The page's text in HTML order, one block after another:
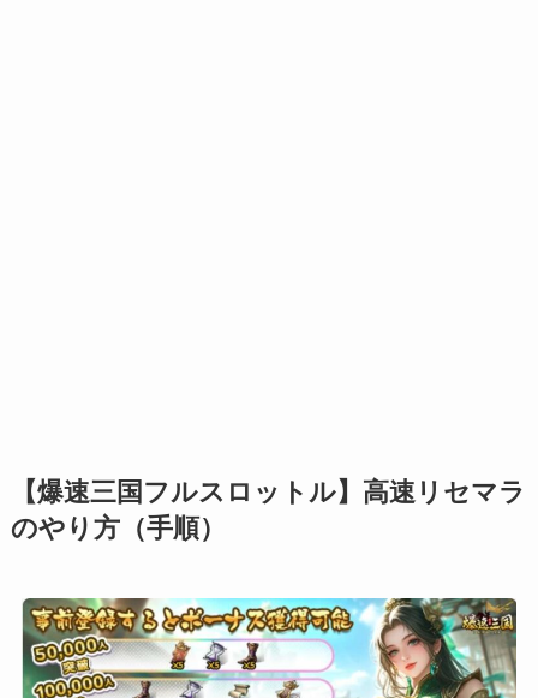
【爆速三国フルスロットル】高速リセマラ
のやり方（手順）